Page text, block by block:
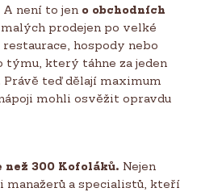
A není to jen o obchodních
prodejen po velké
hospody nebo
týmu, který táhne za jeden
teď dělají maximum
mohli osvěžit opravdu
než 300 Kofoláků. Nejen
manažerů a specialistů, kteří